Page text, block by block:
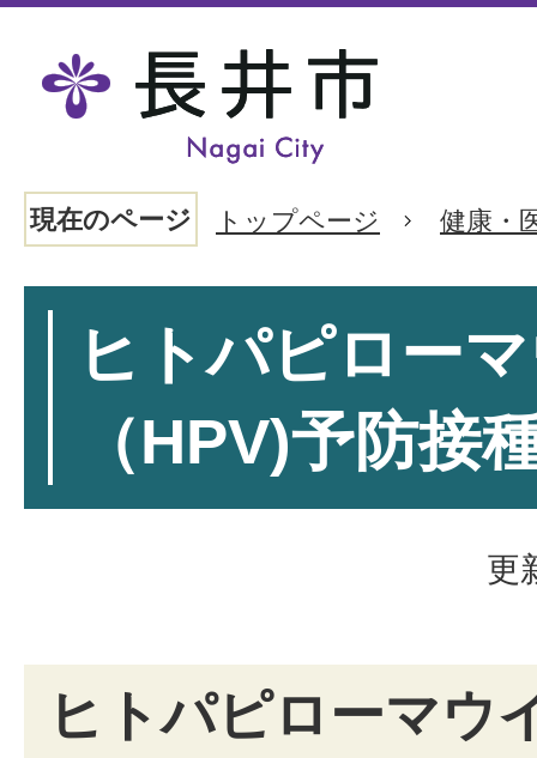
現在のページ トップページ 健康・
ヒトパピロー
（HPV)予防接
更
ヒトパピローマウ